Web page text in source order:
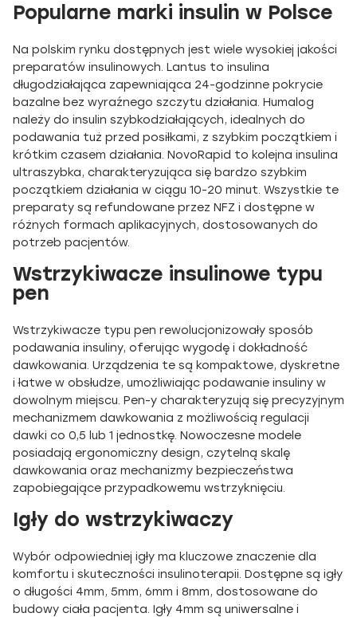
Popularne marki insulin w Polsce
Na polskim rynku dostępnych jest wiele wysokiej jakości
preparatów insulinowych. Lantus to insulina
długodziałająca zapewniająca 24-godzinne pokrycie
bazalne bez wyraźnego szczytu działania. Humalog
należy do insulin szybkodziałających, idealnych do
podawania tuż przed posiłkami, z szybkim początkiem i
krótkim czasem działania. NovoRapid to kolejna insulina
ultraszybka, charakteryzująca się bardzo szybkim
początkiem działania w ciągu 10-20 minut. Wszystkie te
preparaty są refundowane przez NFZ i dostępne w
różnych formach aplikacyjnych, dostosowanych do
potrzeb pacjentów.
Wstrzykiwacze insulinowe typu
pen
Wstrzykiwacze typu pen rewolucjonizowały sposób
podawania insuliny, oferując wygodę i dokładność
dawkowania. Urządzenia te są kompaktowe, dyskretne
i łatwe w obsłudze, umożliwiając podawanie insuliny w
dowolnym miejscu. Pen-y charakteryzują się precyzyjnym
mechanizmem dawkowania z możliwością regulacji
dawki co 0,5 lub 1 jednostkę. Nowoczesne modele
posiadają ergonomiczny design, czytelną skalę
dawkowania oraz mechanizmy bezpieczeństwa
zapobiegające przypadkowemu wstrzyknięciu.
Igły do wstrzykiwaczy
Wybór odpowiedniej igły ma kluczowe znaczenie dla
komfortu i skuteczności insulinoterapii. Dostępne są igły
o długości 4mm, 5mm, 6mm i 8mm, dostosowane do
budowy ciała pacjenta. Igły 4mm są uniwersalne i